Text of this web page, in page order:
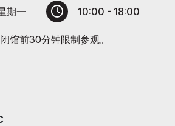
期一 10:00 - 18:00
馆前30分钟限制参观。